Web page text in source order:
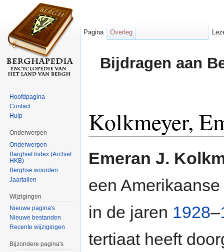
Bijdragen aan
Kolkmeyer,
Emeran J.
een Amerikaanse
in de jaren 1928–
tertiaat heeft
Pagina Overleg
Hoofdpagina
Contact
Hulp
Onderwerpen
Onderwerpen
Barghief Index (Archief
HKB)
Berghse woorden
Jaartallen
Wijzigingen
Nieuwe pagina's
Nieuwe bestanden
Recente wijzigingen
Bijzondere pagina's